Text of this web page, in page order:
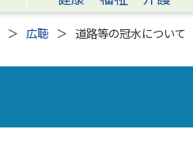
広聴 道路等の冠水について